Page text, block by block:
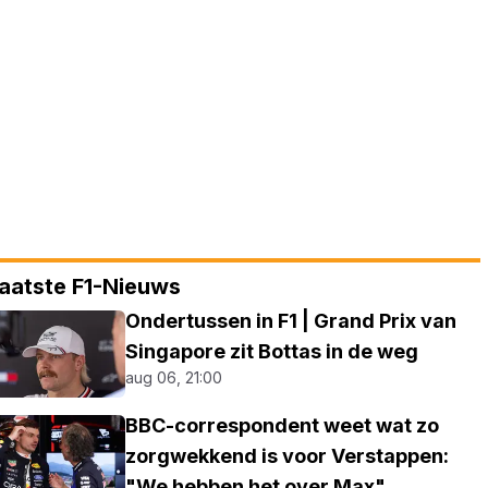
F1-Nieuws
Ondertussen in F1 | Grand Prix van
Singapore zit Bottas in de weg
aug 06, 21:00
BBC-correspondent weet wat zo
zorgwekkend is voor Verstappen: